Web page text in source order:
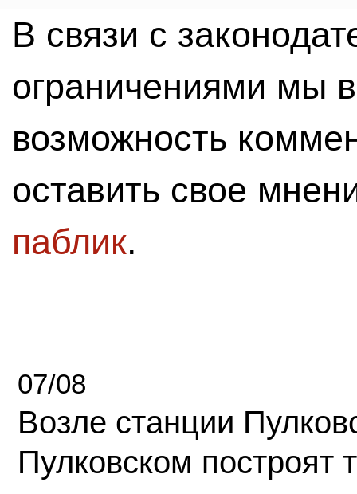
В связи с
ограничениями мы
возможность
оставить свое
паблик.
07/08
Возле станции
Пулковском построят